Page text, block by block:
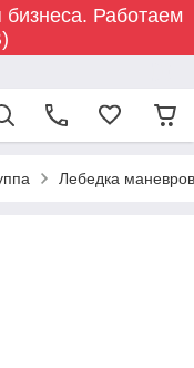
Работаем
Лебедка